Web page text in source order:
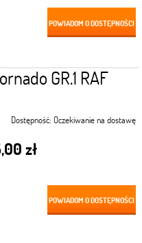
POWIADOM O DOSTĘPNOŚCI
GR.1 RAF
Dostępność: Oczekiwanie na dostawę
zł
POWIADOM O DOSTĘPNOŚCI